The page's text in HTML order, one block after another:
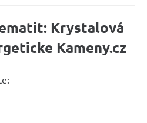
Krystalová
Kameny.cz